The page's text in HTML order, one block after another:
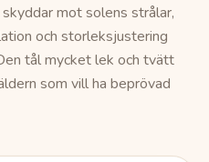
mot solens strålar,
och storleksjustering
tål mycket lek och tvätt
som vill ha beprövad